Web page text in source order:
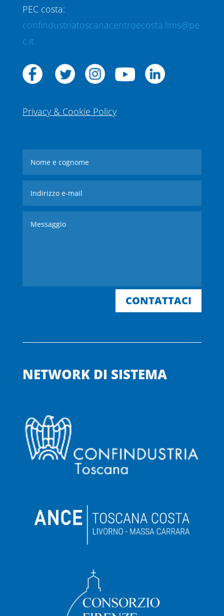
PEC costa:
confindustriatoscanacentroecosta.lims@pe
c.it
Privacy & Cookie Policy
CONTATTACI
NETWORK DI SISTEMA